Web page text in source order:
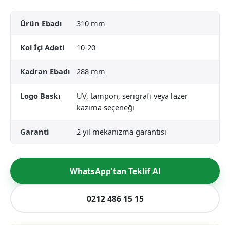
Ürün Ebadı 310 mm
Kol İçi Adeti 10-20
Kadran Ebadı 288 mm
Logo Baskı
UV, tampon, serigrafi veya lazer
kazıma seçeneği
Garanti 2 yıl mekanizma garantisi
WhatsApp'tan Teklif Al
0212 486 15 15